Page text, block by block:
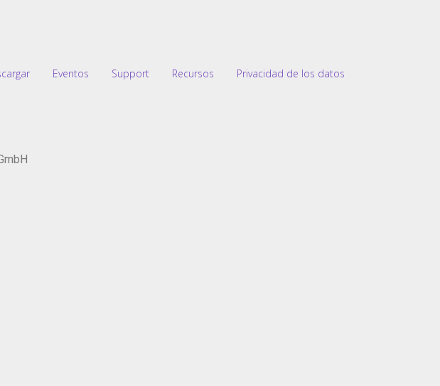
Eventos Support Recursos Privacidad de los datos